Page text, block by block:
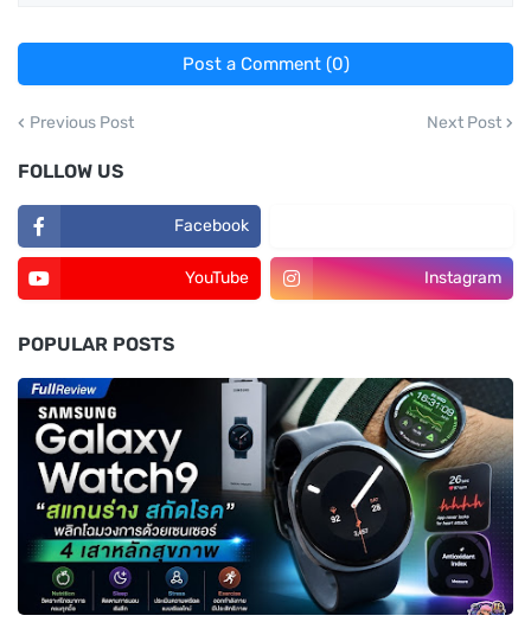
Post a Comment (0)
Previous Post Next Post
FOLLOW US
Facebook
YouTube Instagram
POPULAR POSTS